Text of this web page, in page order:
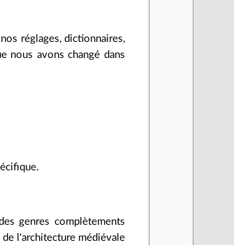
réglages, dictionnaires,
nous avons changé dans
genres complètements
l'architecture médiévale